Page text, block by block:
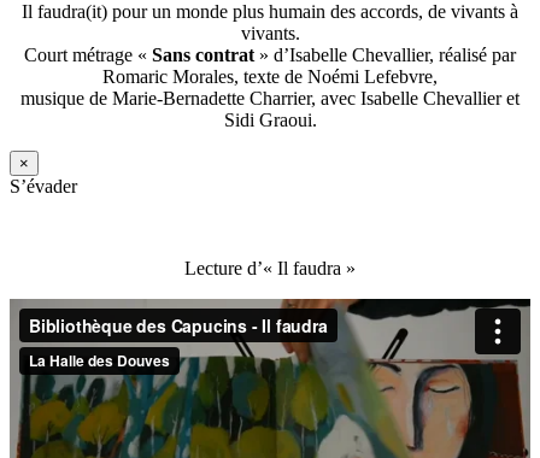
Il faudra(it) pour un monde plus humain des accords, de vivants à
vivants.
Court métrage « Sans contrat » d’Isabelle Chevallier, réalisé par
Romaric Morales, texte de Noémi Lefebvre,
musique de Marie-Bernadette Charrier, avec Isabelle Chevallier et
Sidi Graoui.
×
S’évader
Lecture d’« Il faudra »